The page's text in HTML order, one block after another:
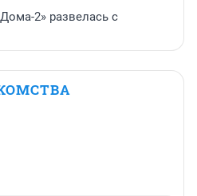
2» развелась с